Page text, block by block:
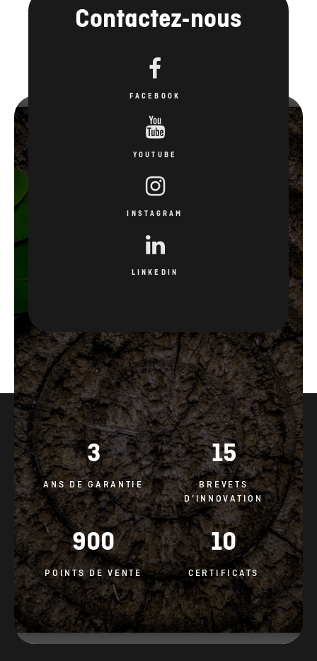
Contactez-nous
FACEBOOK
YOUTUBE
INSTAGRAM
LINKEDIN
3
ANS DE GARANTIE
15
BREVETS
D’INNOVATION
900
POINTS DE VENTE
10
CERTIFICATS